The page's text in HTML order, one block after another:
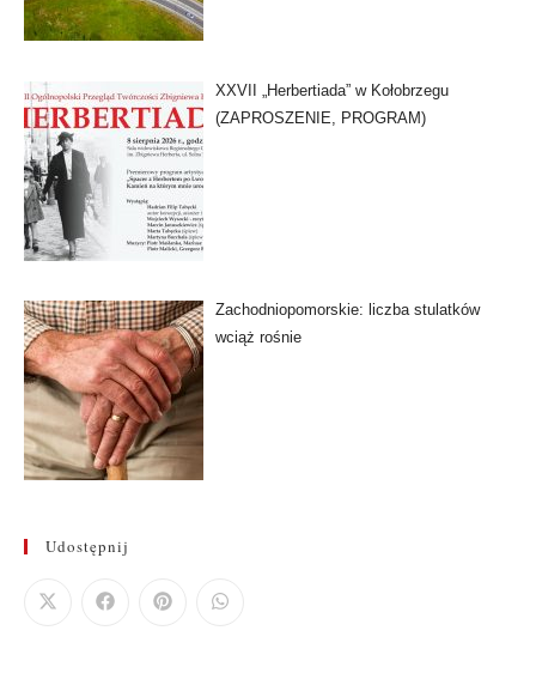
XXVII „Herbertiada” w Kołobrzegu
(ZAPROSZENIE, PROGRAM)
Zachodniopomorskie: liczba stulatków
wciąż rośnie
Udostępnij